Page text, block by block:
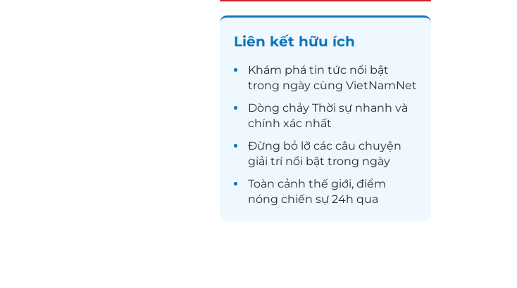
Liên kết hữu ích
Khám phá tin tức nổi bật
trong ngày cùng VietNamNet
Dòng chảy Thời sự nhanh và
chính xác nhất
Đừng bỏ lỡ các câu chuyện
giải trínổi bật trong ngày
Toàn cảnh thế giới, điểm
nóng chiến sự 24h qua